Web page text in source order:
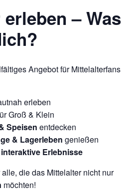
– Was
Angebot für Mittelalterfans
erleben
Groß & Klein
Speisen entdecken
& Lagerleben genießen
Erlebnisse
die das Mittelalter nicht nur
möchten!